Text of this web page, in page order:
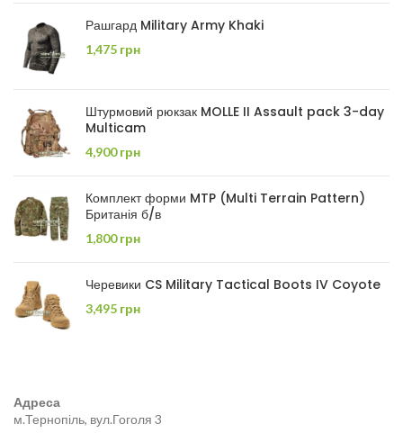
Рашгард Military Army Khaki
1,475 грн
Штурмовий рюкзак MOLLE II Assault pack 3-day
Multicam
4,900грн
Комплект форми MTP (Multi Terrain Pattern)
Британія б/в
1,800грн
Черевики CS Military Tactical Boots IV Coyote
3,495 грн
Адреса
м.Тернопіль, вул.Гоголя 3